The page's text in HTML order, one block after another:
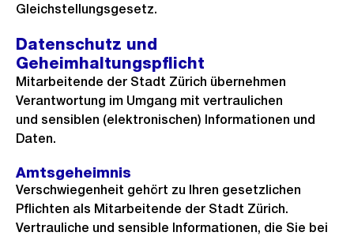
Gleichstellungsgesetz.
Datenschutz und
Geheimhaltungspflicht
Mitarbeitende der Stadt Zürich übernehmen
Verantwortung im Umgang mit vertraulichen
und sensiblen (elektronischen) Informationen und
Daten.
Amtsgeheimnis
Verschwiegenheit gehört zu Ihren gesetzlichen
Pflichten als Mitarbeitende der Stadt Zürich.
Vertrauliche und sensible Informationen, die Sie bei